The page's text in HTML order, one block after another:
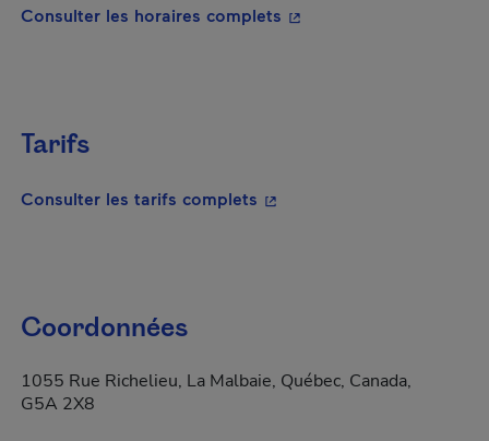
Consulter les horaires complets - Cet hyperlien
Tarifs
Consulter les tarifs complets - Cet hyperlien s'ouvrira
Coordonnées
1055 Rue Richelieu, La Malbaie, Québec, Canada,
G5A 2X8